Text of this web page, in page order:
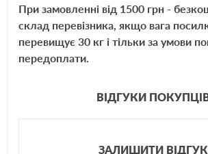
LANCIA
MERCEDES-BENZ
При замовленні від 1500 грн -
склад перевізника, якщо вага
перевищує 30 кг і тільки за умови
передоплати.
ВІДГУКИ
ЗАЛИШИТИ ВІДГУК